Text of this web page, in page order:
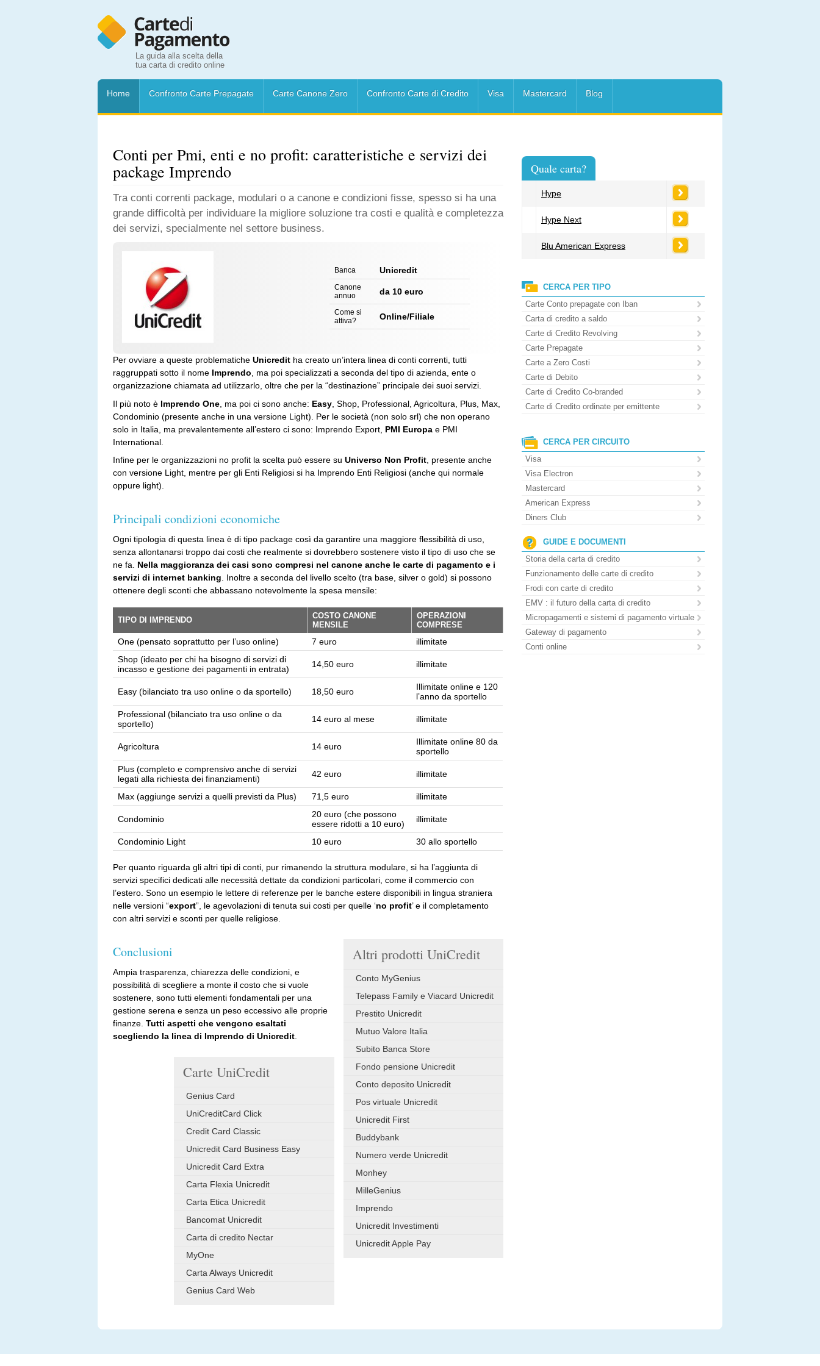
La guida alla scelta della
tua carta di credito online
Home Confronto Carte Prepagate Carte Canone Zero Confronto Carte di Credito Visa Mastercard Blog
Conti per Pmi, enti e no profit: caratteristiche e servizi dei
package Imprendo
Tra conti correnti package, modulari o a canone e condizioni fisse, spesso si ha una
grande difficoltà per individuare la migliore soluzione tra costi e qualità e completezza
dei servizi, specialmente nel settore business.
Banca Unicredit
Canone
annuo
da 10 euro
Come si
attiva?
Online/Filiale
Per ovviare a queste problematiche Unicredit ha creato un’intera linea di conti correnti, tutti
raggruppati sotto il nome Imprendo , ma poi specializzati a seconda del tipo di azienda, ente o
organizzazione chiamata ad utilizzarlo, oltre che per la “destinazione” principale dei suoi servizi.
Il più noto è Imprendo One , ma poi ci sono anche: Easy , Shop, Professional, Agricoltura, Plus, Max,
Condominio (presente anche in una versione Light). Per le società (non solo srl) che non operano
solo in Italia, ma prevalentemente all’estero ci sono: Imprendo Export, PMI Europa e PMI
International.
Infine per le organizzazioni no profit la scelta può essere su Universo Non Profit , presente anche
con versione Light, mentre per gli Enti Religiosi si ha Imprendo Enti Religiosi (anche qui normale
oppure light).
Principali condizioni economiche
Ogni tipologia di questa linea è di tipo package così da garantire una maggiore flessibilità di uso,
senza allontanarsi troppo dai costi che realmente si dovrebbero sostenere visto il tipo di uso che se
ne fa. Nella maggioranza dei casi sono compresi nel canone anche le carte di pagamento e i
servizi di internet banking . Inoltre a seconda del livello scelto (tra base, silver o gold) si possono
ottenere degli sconti che abbassano notevolmente la spesa mensile:
TIPO DI IMPRENDO
COSTO CANONE
MENSILE
OPERAZIONI
COMPRESE
One (pensato soprattutto per l’uso online) 7 euro
illimitate
Shop (ideato per chi ha bisogno di servizi di
incasso e gestione dei pagamenti in entrata)
14,50 euro illimitate
Easy (bilanciato tra uso online o da sportello) 18,50 euro
Illimitate online e 120
l’anno da sportello
Professional (bilanciato tra uso online o da
sportello)
14 euro al mese illimitate
Agricoltura 14 euro
Illimitate online 80 da
sportello
Plus (completo e comprensivo anche di servizi
legati alla richiesta dei finanziamenti)
42 euro illimitate
Max (aggiunge servizi a quelli previsti da Plus) 71,5 euro illimitate
Condominio
20 euro (che possono
essere ridotti a 10 euro)
illimitate
Condominio Light 10 euro 30 allo sportello
Per quanto riguarda gli altri tipi di conti, pur rimanendo la struttura modulare, si ha l’aggiunta di
servizi specifici dedicati alle necessità dettate da condizioni particolari, come il commercio con
l’estero. Sono un esempio le lettere di referenze per le banche estere disponibili in lingua straniera
nelle versioni “export”, le agevolazioni di tenuta sui costi per quelle ‘no profit’ e il completamento
con altri servizi e sconti per quelle religiose.
Altri prodotti UniCredit
Conto MyGenius
Telepass Family e Viacard Unicredit
Prestito Unicredit
Mutuo Valore Italia
Subito Banca Store
Fondo pensione Unicredit
Conto deposito Unicredit
Pos virtuale Unicredit
Unicredit First
Buddybank
Numero verde Unicredit
Monhey
MilleGenius
Imprendo
Unicredit Investimenti
Unicredit Apple Pay
Conclusioni
Ampia trasparenza, chiarezza delle condizioni, e
possibilità di scegliere a monte il costo che si vuole
sostenere, sono tutti elementi fondamentali per una
gestione serena e senza un peso eccessivo alle proprie
finanze. Tutti aspetti che vengono esaltati
scegliendo la linea di Imprendo di Unicredit
Carte UniCredit
Genius Card
UniCreditCard Click
Credit Card Classic
Unicredit Card Business Easy
Unicredit Card Extra
Carta Flexia Unicredit
Carta Etica Unicredit
Bancomat Unicredit
Carta di credito Nectar
MyOne
Carta Always Unicredit
Genius Card Web
Quale carta?
Hype
Hype Next
Blu American Express
CERCA PER TIPO
Carte Conto prepagate con Iban
Carta di credito a saldo
Carte di Credito Revolving
Carte Prepagate
Carte a Zero Costi
Carte di Debito
Carte di Credito Co-branded
Carte di Credito ordinate per emittente
CERCA PER CIRCUITO
Visa
Visa Electron
Mastercard
American Express
Diners Club
GUIDE E DOCUMENTI
Storia della carta di credito
Funzionamento delle carte di credito
Frodi con carte di credito
EMV : il futuro della carta di credito
Micropagamenti e sistemi di pagamento virtuale
Gateway di pagamento
Conti online